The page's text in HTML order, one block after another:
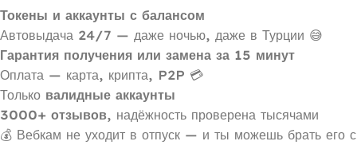
Токены и аккаунты с балансом
Автовыдача 24/7 — даже ночью, даже в Турции 😅
Гарантия получения или замена за 15 минут
Оплата — карта, крипта, P2P 💳
Только валидные аккаунты
3000+ отзывов, надёжность проверена тысячами
💰 Вебкам не уходит в отпуск — и ты можешь брать его с